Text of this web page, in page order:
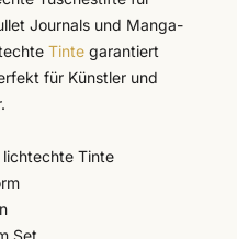
Journals und Manga-
Tinte garantiert
für Künstler und
Tinte